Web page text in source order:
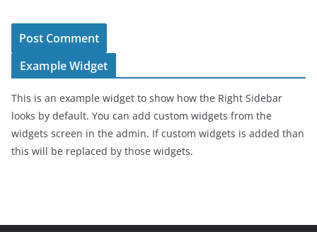
Example Widget
This is an example widget to show how the Right Sidebar
looks by default. You can add custom widgets from the
widgets screen in the admin. If custom widgets is added than
this will be replaced by those widgets.